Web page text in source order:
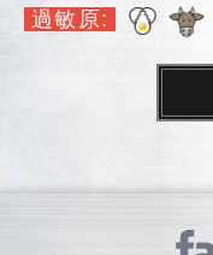
過敏原: